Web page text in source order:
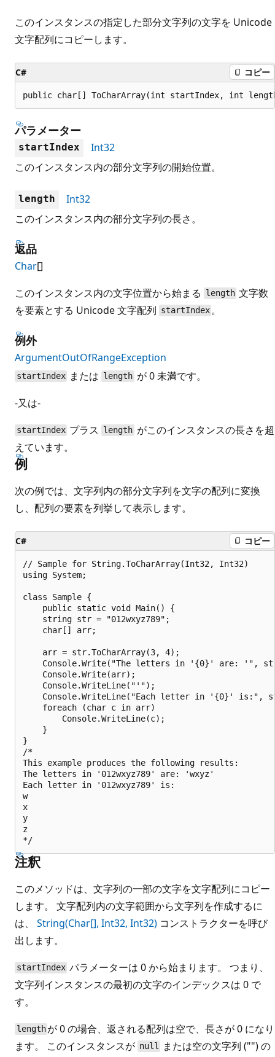
このインスタンスの指定した部分文字列の文字を Unicode
文字配列にコピーします。
C# コピー
public char[] ToCharArray(int startIndex, int
パラメーター
startIndex
Int32
このインスタンス内の部分文字列の開始位置。
length
Int32
このインスタンス内の部分文字列の長さ。
返品
Char[]
このインスタンス内の文字位置から始まる
length 文字数
を要素とする Unicode 文字配列 startIndex 。
例外
ArgumentOutOfRangeException
startIndex または length が 0 未満です。
-又は-
startIndex プラス length がこのインスタンスの長さを超
えています。
例
次の例では、文字列内の部分文字列を文字の配列に変換
し、配列の要素を列挙して表示します。
C# コピー
// Sample for String.ToCharArray(Int32, Int32)
using System;
class Sample {
    public static void Main() {
    string str = "012wxyz789";
    char[] arr;
    arr = str.ToCharArray(3, 4);
Console.Write("The letters in '{0}' are: '",
    Console.Write(arr);
    Console.WriteLine("'");
Console.WriteLine("Each letter in '{0}' is:",
    foreach (char c in arr)
        Console.WriteLine(c);
    }
}
/*
This example produces the following results:
The letters in '012wxyz789' are: 'wxyz'
Each letter in '012wxyz789' is:
w
x
y
z
注釈
このメソッドは、文字列の一部の文字を文字配列にコピー
します。 文字配列内の文字範囲から文字列を作成するに
は、 String(Char[], Int32, Int32) コンストラクターを呼び
出します。
startIndex パラメーターは 0 から始まります。 つまり、
文字列インスタンスの最初の文字のインデックスは 0 で
す。
length が 0 の場合、返される配列は空で、長さが 0 になり
ます。 このインスタンスが null
または空の文字列 ("") の